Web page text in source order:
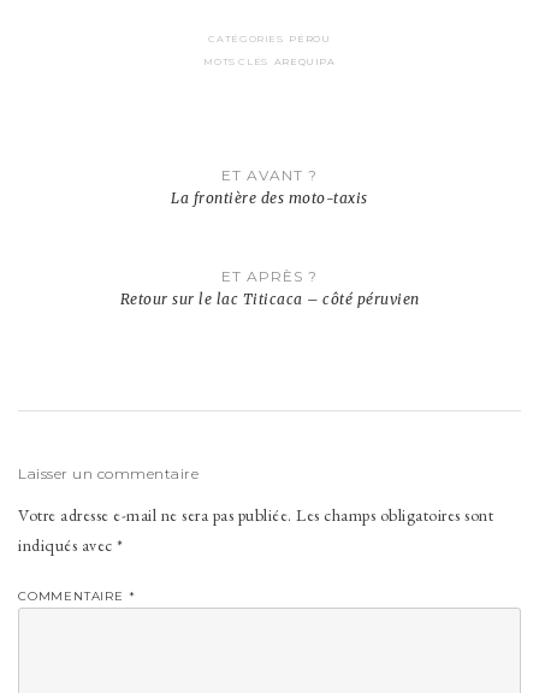
CATÉGORIES PÉROU
MOTS CLÉS AREQUIPA
ET AVANT ?
La frontière des moto-taxis
ET APRÈS ?
Retour sur le lac Titicaca – côté péruvien
Laisser un commentaire
Votre adresse e-mail ne sera pas publiée. Les champs obligatoires sont
indiqués avec *
COMMENTAIRE *